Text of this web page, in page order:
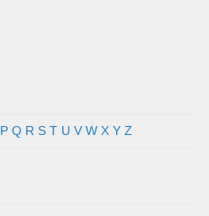
P Q R S T U V W X Y Z